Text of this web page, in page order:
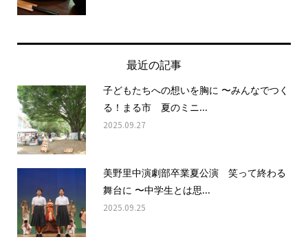
最近の記事
子どもたちへの想いを胸に 〜みんなでつく
る！まる市 夏のミニ...
2025.09.27
美野里中演劇部卒業夏公演 笑って終わる
舞台に 〜中学生とは思...
2025.09.25